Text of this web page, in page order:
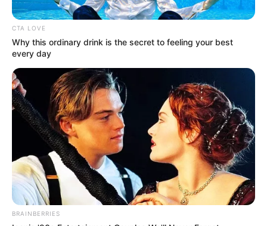
CTA LOVE
Why this ordinary drink is the secret to feeling your best
every day
BRAINBERRIES